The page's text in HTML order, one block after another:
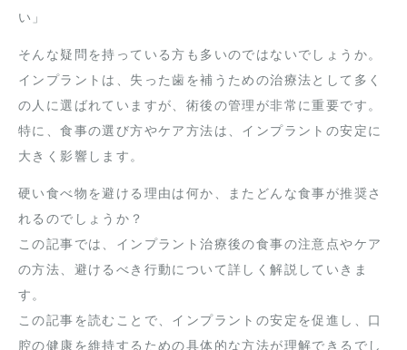
い」
そんな疑問を持っている方も多いのではないでしょうか。
インプラントは、失った歯を補うための治療法として多く
の人に選ばれていますが、術後の管理が非常に重要です。
特に、食事の選び方やケア方法は、インプラントの安定に
大きく影響します。
硬い食べ物を避ける理由は何か、またどんな食事が推奨さ
れるのでしょうか？
この記事では、インプラント治療後の食事の注意点やケア
の方法、避けるべき行動について詳しく解説していきま
す。
この記事を読むことで、インプラントの安定を促進し、口
腔の健康を維持するための具体的な方法が理解できるでし